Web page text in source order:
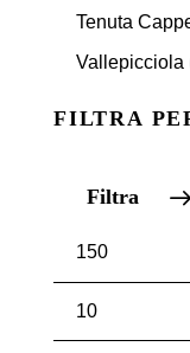
Tenuta
Vallepicciola
FILTRA
Filtra